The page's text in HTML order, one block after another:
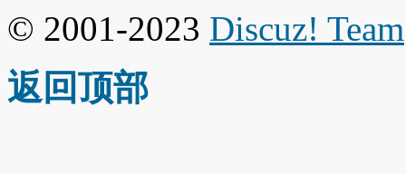
© 2001-2023 Discuz! Team
返回顶部